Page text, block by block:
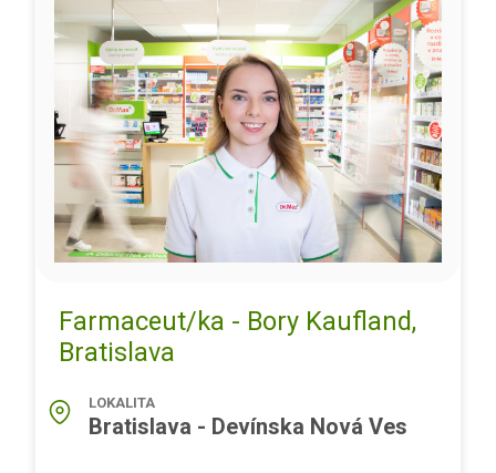
Farmaceut/ka - Bory Kaufland,
Bratislava
LOKALITA
Bratislava - Devínska Nová Ves